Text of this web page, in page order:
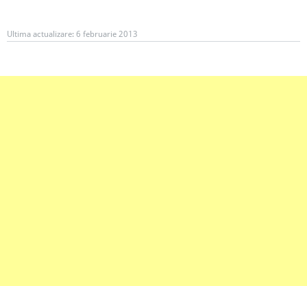
Ultima actualizare: 6 februarie 2013